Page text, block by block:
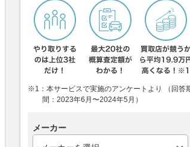
※1：本サービスで実施のアンケートより （回答
間：2023年6月〜2024年5月）
メーカー